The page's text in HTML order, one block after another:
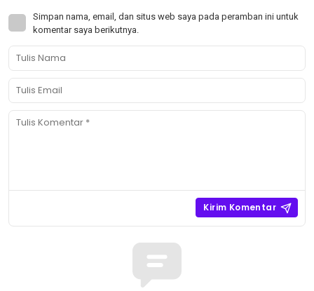
Simpan nama, email, dan situs web saya pada peramban ini untuk
komentar saya berikutnya.